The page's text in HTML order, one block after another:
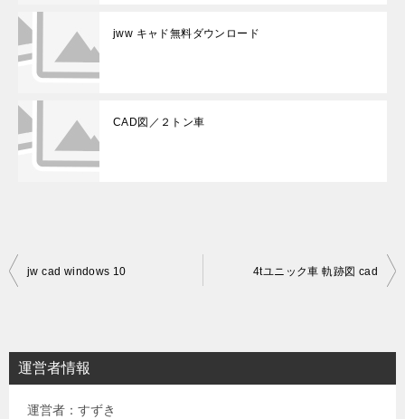
jww キャド無料ダウンロード
CAD図／２トン車
投
ビ
ゲ
jw cad windows 10 4tユニック車 軌跡図 cad
運営者情報
運営者：すずき